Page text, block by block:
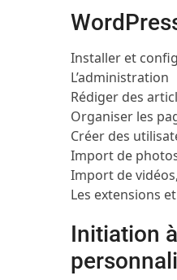
Installer et
L’administration
Rédiger des
Organiser les
Créer des
Import de
Import de
Les extensions
Initiation